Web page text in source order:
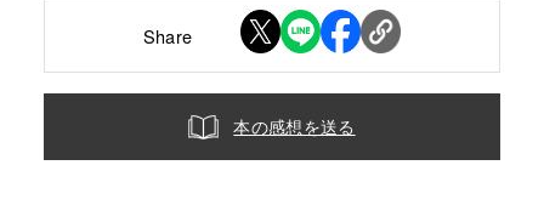
Share
本の感想を送る